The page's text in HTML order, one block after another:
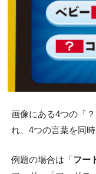
画像にある4つの「
れ、4つの言葉を同
例題の場合は「フー